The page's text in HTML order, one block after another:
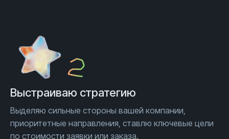
Выстраиваю стратегию
Выделяю сильные стороны вашей компании,
приоритетные направления, ставлю ключевые цели
по стоимости заявки или заказа.